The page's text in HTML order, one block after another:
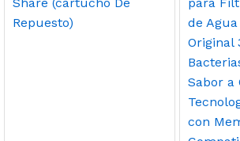
grifo y filtración Welltek WT-